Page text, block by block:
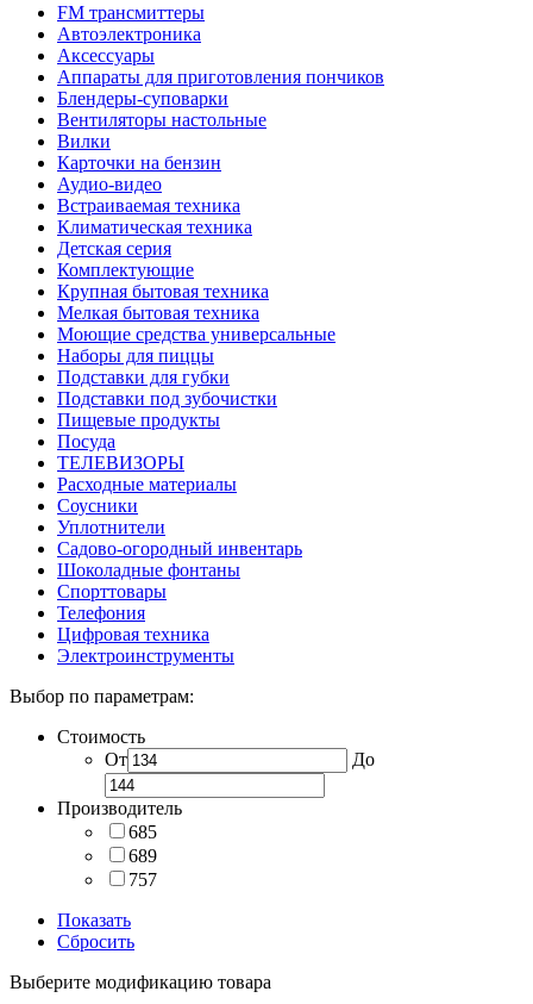
FM трансмиттеры
Автоэлектроника
Аксессуары
Аппараты для приготовления пончиков
Блендеры-суповарки
Вентиляторы настольные
Вилки
Карточки на бензин
Аудио-видео
Встраиваемая техника
Климатическая техника
Детская серия
Комплектующие
Крупная бытовая техника
Мелкая бытовая техника
Моющие средства универсальные
Наборы для пиццы
Подставки для губки
Подставки под зубочистки
Пищевые продукты
Посуда
ТЕЛЕВИЗОРЫ
Расходные материалы
Соусники
Уплотнители
Садово-огородный инвентарь
Шоколадные фонтаны
Спорттовары
Телефония
Цифровая техника
Электроинструменты
Выбор по параметрам:
Стоимость
От
До
Производитель
685
689
757
Показать
Сбросить
Выберите модификацию товара